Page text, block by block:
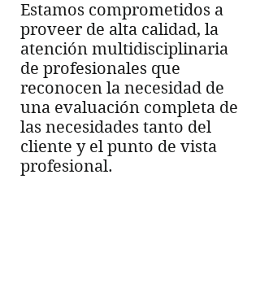
Estamos comprometidos a
proveer de alta calidad, la
atención multidisciplinaria
de profesionales que
reconocen la necesidad de
una evaluación completa de
las necesidades tanto del
cliente y el punto de vista
profesional.